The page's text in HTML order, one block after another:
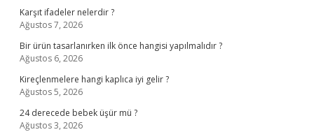
Karşıt ifadeler nelerdir ?
Ağustos 7, 2026
Bir ürün tasarlanırken ilk önce hangisi yapılmalıdır ?
Ağustos 6, 2026
Kireçlenmelere hangi kaplıca iyi gelir ?
Ağustos 5, 2026
24 derecede bebek üşür mü ?
Ağustos 3, 2026